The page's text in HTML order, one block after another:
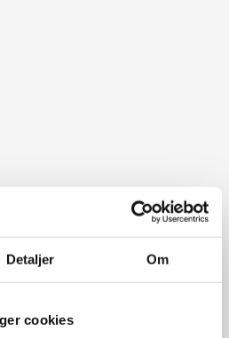
Detaljer Om
cookies
i olie i en gryde.
koge op. Tilsæt brun farin
begynder at blive tyk
svampe.